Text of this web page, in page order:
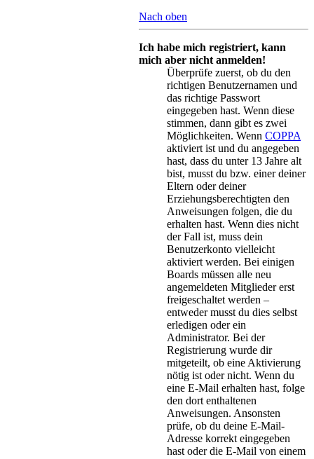
Nach oben
Ich habe mich registriert, kann
mich aber nicht anmelden!
Überprüfe zuerst, ob du den
richtigen Benutzernamen und
das richtige Passwort
eingegeben hast. Wenn diese
stimmen, dann gibt es zwei
Möglichkeiten. Wenn COPPA
aktiviert ist und du angegeben
hast, dass du unter 13 Jahre alt
bist, musst du bzw. einer deiner
Eltern oder deiner
Erziehungsberechtigten den
Anweisungen folgen, die du
erhalten hast. Wenn dies nicht
der Fall ist, muss dein
Benutzerkonto vielleicht
aktiviert werden. Bei einigen
Boards müssen alle neu
angemeldeten Mitglieder erst
freigeschaltet werden –
entweder musst du dies selbst
erledigen oder ein
Administrator. Bei der
Registrierung wurde dir
mitgeteilt, ob eine Aktivierung
nötig ist oder nicht. Wenn du
eine E-Mail erhalten hast, folge
den dort enthaltenen
Anweisungen. Ansonsten
prüfe, ob du deine E-Mail-
Adresse korrekt eingegeben
hast oder die E-Mail von einem